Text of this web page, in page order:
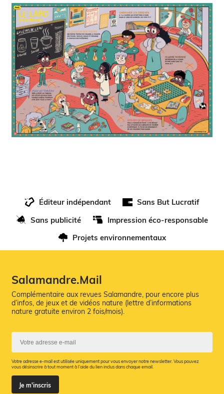
Éditeur indépendant
Sans But Lucratif
Sans publicité
Impression éco-responsable
Projets environnementaux
Salamandre.Mail
Complémentaire aux revues Salamandre, pour encore plus
d’infos, de jeux et de vidéos nature (lettre d’informations
nature gratuite environ 2 fois/mois).
Votre adresse e-mail est utilisée uniquement pour vous envoyer notre newsletter. Vous pouvez
vous désinscrire à tout moment à l’aide du lien inclus dans chaque email.
Je m'inscris